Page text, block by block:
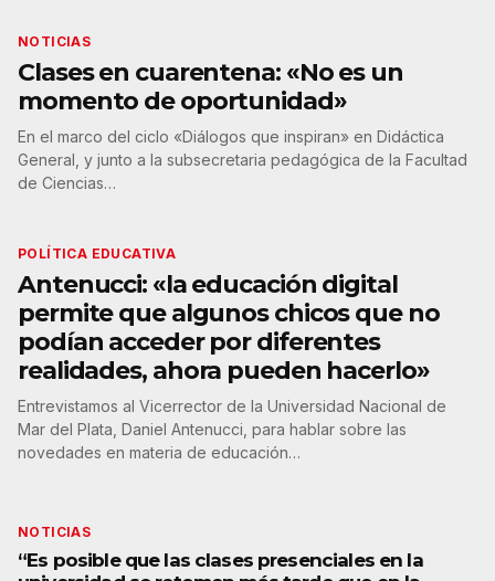
NOTICIAS
Clases en cuarentena: «No es un
momento de oportunidad»
En el marco del ciclo «Diálogos que inspiran» en Didáctica
General, y junto a la subsecretaria pedagógica de la Facultad
de Ciencias…
POLÍTICA EDUCATIVA
Antenucci: «la educación digital
permite que algunos chicos que no
podían acceder por diferentes
realidades, ahora pueden hacerlo»
Entrevistamos al Vicerrector de la Universidad Nacional de
Mar del Plata, Daniel Antenucci, para hablar sobre las
novedades en materia de educación…
NOTICIAS
“Es posible que las clases presenciales en la